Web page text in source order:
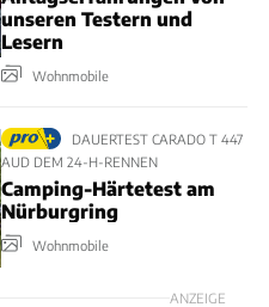
unseren Testern und
Lesern
Wohnmobile
DAUERTEST CARADO T 447
AUD DEM 24-H-RENNEN
Camping-Härtetest am
Nürburgring
Wohnmobile
ANZEIGE